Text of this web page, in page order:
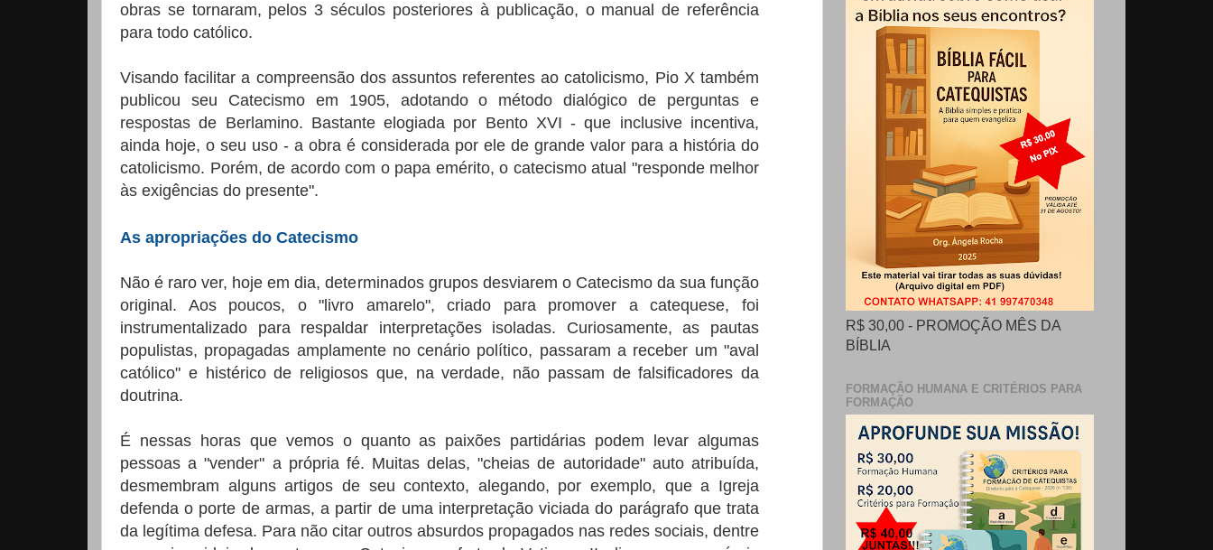
obras se tornaram, pelos 3 séculos posteriores à publicação, o manual de referência
para todo católico.
Visando facilitar a compreensão dos assuntos referentes ao catolicismo, Pio X também
publicou seu Catecismo em 1905, adotando o método dialógico de perguntas e
respostas de Berlamino. Bastante elogiada por Bento XVI - que inclusive incentiva,
ainda hoje, o seu uso - a obra é considerada por ele de grande valor para a história do
catolicismo. Porém, de acordo com o papa emérito, o catecismo atual "responde melhor
às exigências do presente".
As apropriações do Catecismo
Não é raro ver, hoje em dia, determinados grupos desviarem o Catecismo da sua função
original. Aos poucos, o "livro amarelo", criado para promover a catequese, foi
instrumentalizado para respaldar interpretações isoladas. Curiosamente, as pautas
populistas, propagadas amplamente no cenário político, passaram a receber um "aval
católico" e histérico de religiosos que, na verdade, não passam de falsificadores da
doutrina.
É nessas horas que vemos o quanto as paixões partidárias podem levar algumas
pessoas a "vender" a própria fé. Muitas delas, "cheias de autoridade" auto atribuída,
desmembram alguns artigos de seu contexto, alegando, por exemplo, que a Igreja
defenda o porte de armas, a partir de uma interpretação viciada do parágrafo que trata
da legítima defesa. Para não citar outros absurdos propagados nas redes sociais, dentre
R$ 30,00 - PROMOÇÃO MÊS DA
BÍBLIA
FORMAÇÃO HUMANA E CRITÉRIOS PARA
FORMAÇÃO